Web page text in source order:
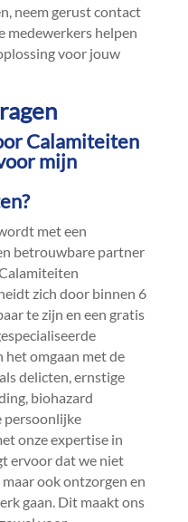
neem gerust contact
medewerkers helpen
voor jouw
Calamiteiten
mijn
met een
betrouwbare partner
zich door binnen 6
te zijn en een gratis
het omgaan met de
delicten, ernstige
biohazard
persoonlijke
onze expertise in
ervoor dat we niet
ook ontzorgen en
gaan.​ Dit maakt ons